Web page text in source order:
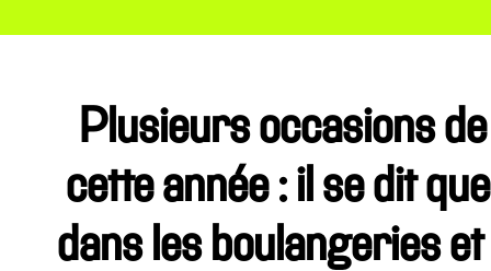
Plusieurs occasions
cette année : il se dit
dans les boulangeries